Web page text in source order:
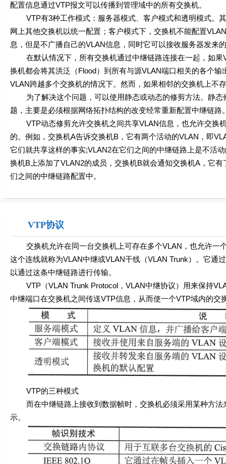
配置信息通过VTP报文可以传播到管理域中的所有交换机。
VTP有3种工作模式：服务器模式、客户模式和透明模式。
网上其他交换机以统一配置；客户模式下，交换机不能配置
息，但是不广播自己的VLAN信息，同时它可以接收服务器发来
在默认情况下，所有交换机通过中继链路连接在一起，如果
换机都会将其洪泛（Flood）到所有与源VLAN端口相关的各个
VLAN跨越多个交换机的情况下。然而，如果相邻的交换机上不
为了解决这个问题，可以使用静态或动态的修剪方法。静态
题，主要是必须根据网络拓扑结构的改变经常重新配置中继链
VTP动态修剪允许交换机之间共享VLAN信息，也允许交换
的。例如，交换机A告诉交换机B，它有两个活动的VLAN，即
它们就共享这样的事实;VLAN2在它们之间的中继链路上是不活
换机B上添加了VLAN2的成员，交换机B就会通知交换机A，它
们之间的中继链路配置中。
VTP协议
交换机允许在同一台交换机上可存在多个VLAN，也允许一
这个连线就称为VLAN中继或VLAN干线（VLAN Trunk）。它通
以通过这条中继链路进行传输。
VTP（VLAN Trunk Protocol，VLAN中继协议）用来保持
中继端口在交换机之间传送VTP信息，从而使一个VTP域内的
VTP的三种模式
而在中继链路上接收到数据帧时，交换机必须采用某种方法
示。